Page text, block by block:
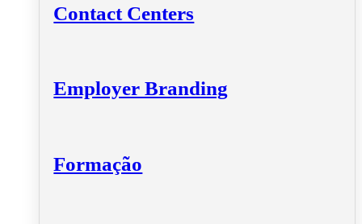
Contact Centers
Employer Branding
Formação